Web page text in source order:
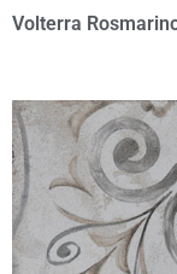
Volterra